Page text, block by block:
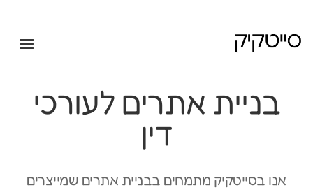
בניית אתרים לעורכי
דין
אנו בסייטקיק מתמחים בבניית אתרים שמייצרים